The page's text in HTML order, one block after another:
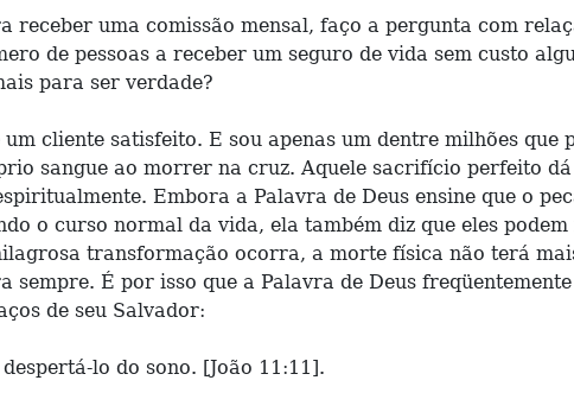
uma comissão mensal, faço a pergunta com
de pessoas a receber um seguro de vida sem custo
para ser verdade?
cliente satisfeito. E sou apenas um dentre milhões que
sangue ao morrer na cruz. Aquele sacrifício perfeito
Embora a Palavra de Deus ensine que o
o curso normal da vida, ela também diz que eles
transformação ocorra, a morte física não terá
sempre. É por isso que a Palavra de Deus
de seu Salvador:
lo do sono. [João 11:11].